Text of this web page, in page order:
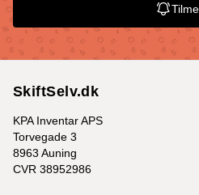
SkiftSelv.dk
KPA Inventar APS
Torvegade 3
8963 Auning
CVR 38952986